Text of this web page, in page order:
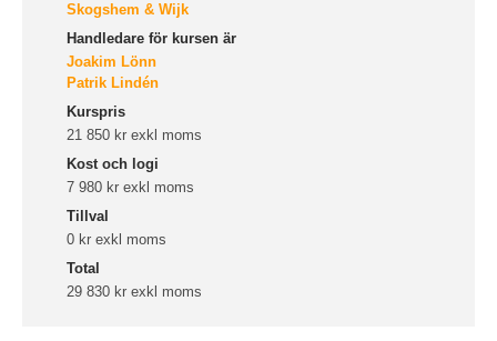
Skogshem & Wijk
Handledare för kursen är
Joakim Lönn
Patrik Lindén
Kurspris
21 850 kr exkl moms
Kost och logi
7 980 kr exkl moms
Tillval
0 kr exkl moms
Total
29 830 kr exkl moms